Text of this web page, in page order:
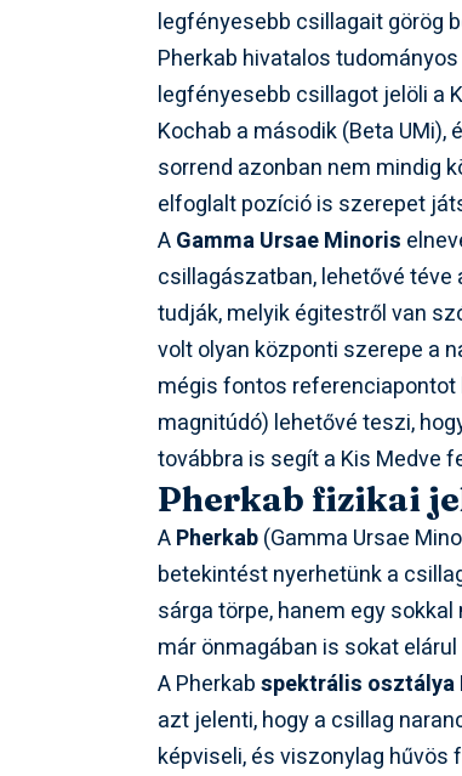
legfényesebb csillagait görög
Pherkab hivatalos
legfényesebb csillagot jelöli a
Kochab a második (Beta UMi),
sorrend azonban nem mindig
elfoglalt pozíció is szerepet
AGamma Ursae Minoris
csillagászatban, lehetővé
tudják, melyik égitestről van
volt olyan központi szerepe a
mégis fontos referenciapontot
magnitúdó) lehetővé teszi,
továbbra is segít a Kis Medve
Pherkab fizikai
APherkab(Gamma Ursae
betekintést nyerhetünk a
sárga törpe, hanem egy
már önmagában is sokat
A Pherkabspektrális osztálya
azt jelenti, hogy a csillag
képviseli, és viszonylag hűvös